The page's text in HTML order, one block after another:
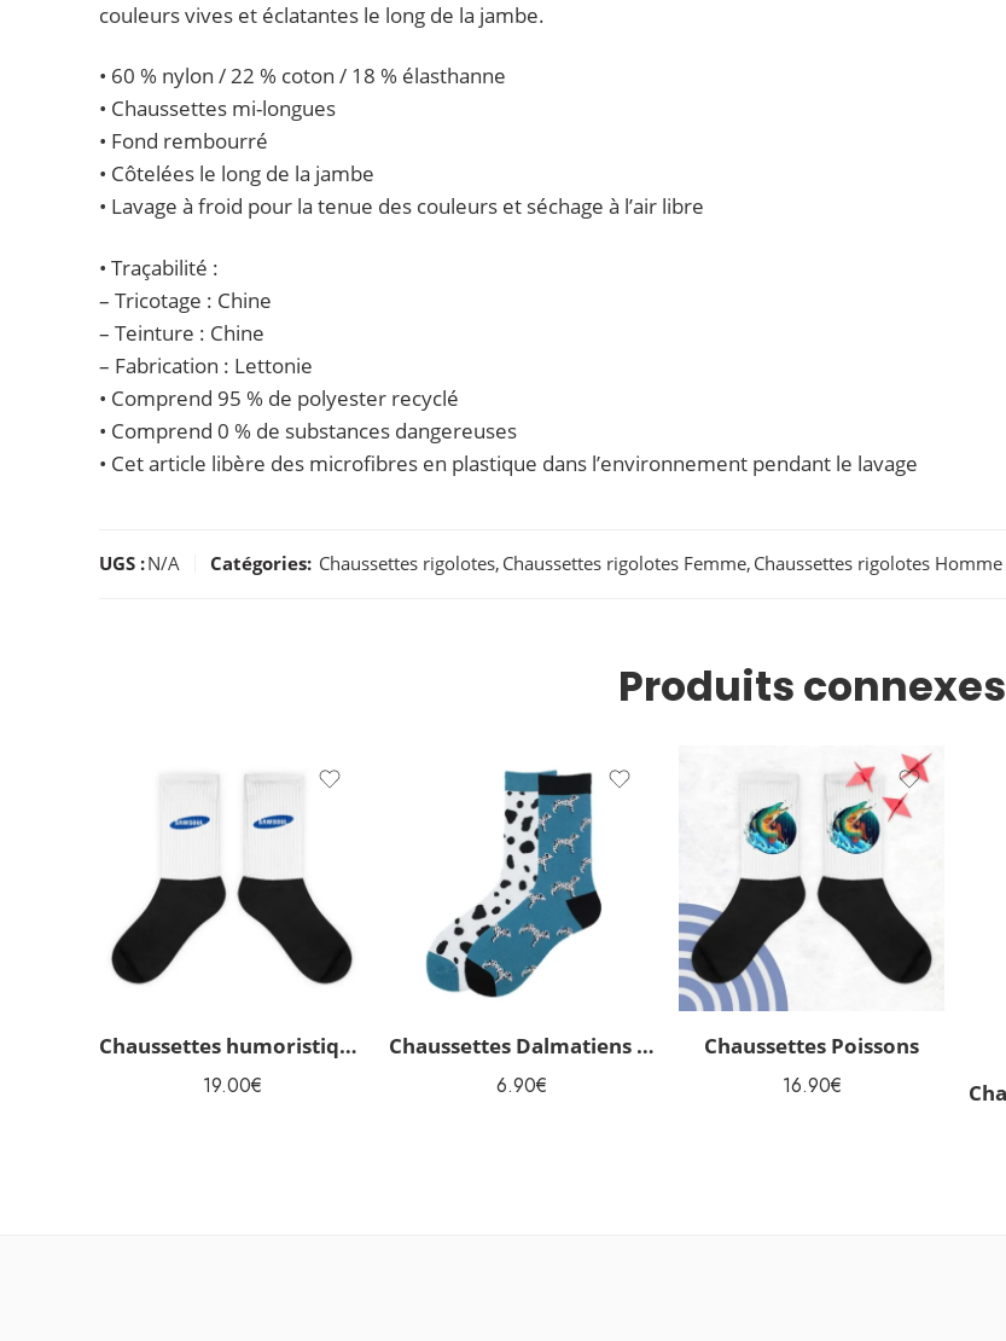
couleurs vives et éclatantes le long de la jambe.
• 60 % nylon / 22 % coton / 18 % élasthanne
• Chaussettes mi-longues
• Fond rembourré
• Côtelées le long de la jambe
• Lavage à froid pour la tenue des couleurs et séchage à l’air libre
• Traçabilité :
– Tricotage : Chine
– Teinture : Chine
– Fabrication : Lettonie
• Comprend 95 % de polyester recyclé
• Comprend 0 % de substances dangereuses
• Cet article libère des microfibres en plastique dans l’environnement pendant le lavage
UGS :N/A Catégories: Chaussettes rigolotes, Chaussettes rigolotes Femme, Chaussettes rigolotes Homme
Produits connexes
Chaussettes humoristiques Samsoul
19.00€
Chaussettes Dalmatiens dépareillées originales
6.90€
Chaussettes Poissons
16.90€